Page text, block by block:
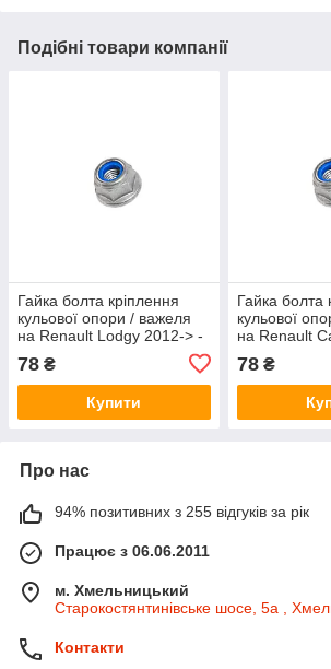
Подібні товари компанії
Гайка болта кріплення
кульової опори / важеля
на Renault Lodgy 2012-> -
7703034247
78 ₴
Купити
Гайка болта
кульової
на Renault
7703034247
78₴
Про нас
94% позитивних з 255 відгуків за рік
Працює з 06.06.2011
м. Хмельницький
Старокостянтинівське шосе, 5а ,
Контакти